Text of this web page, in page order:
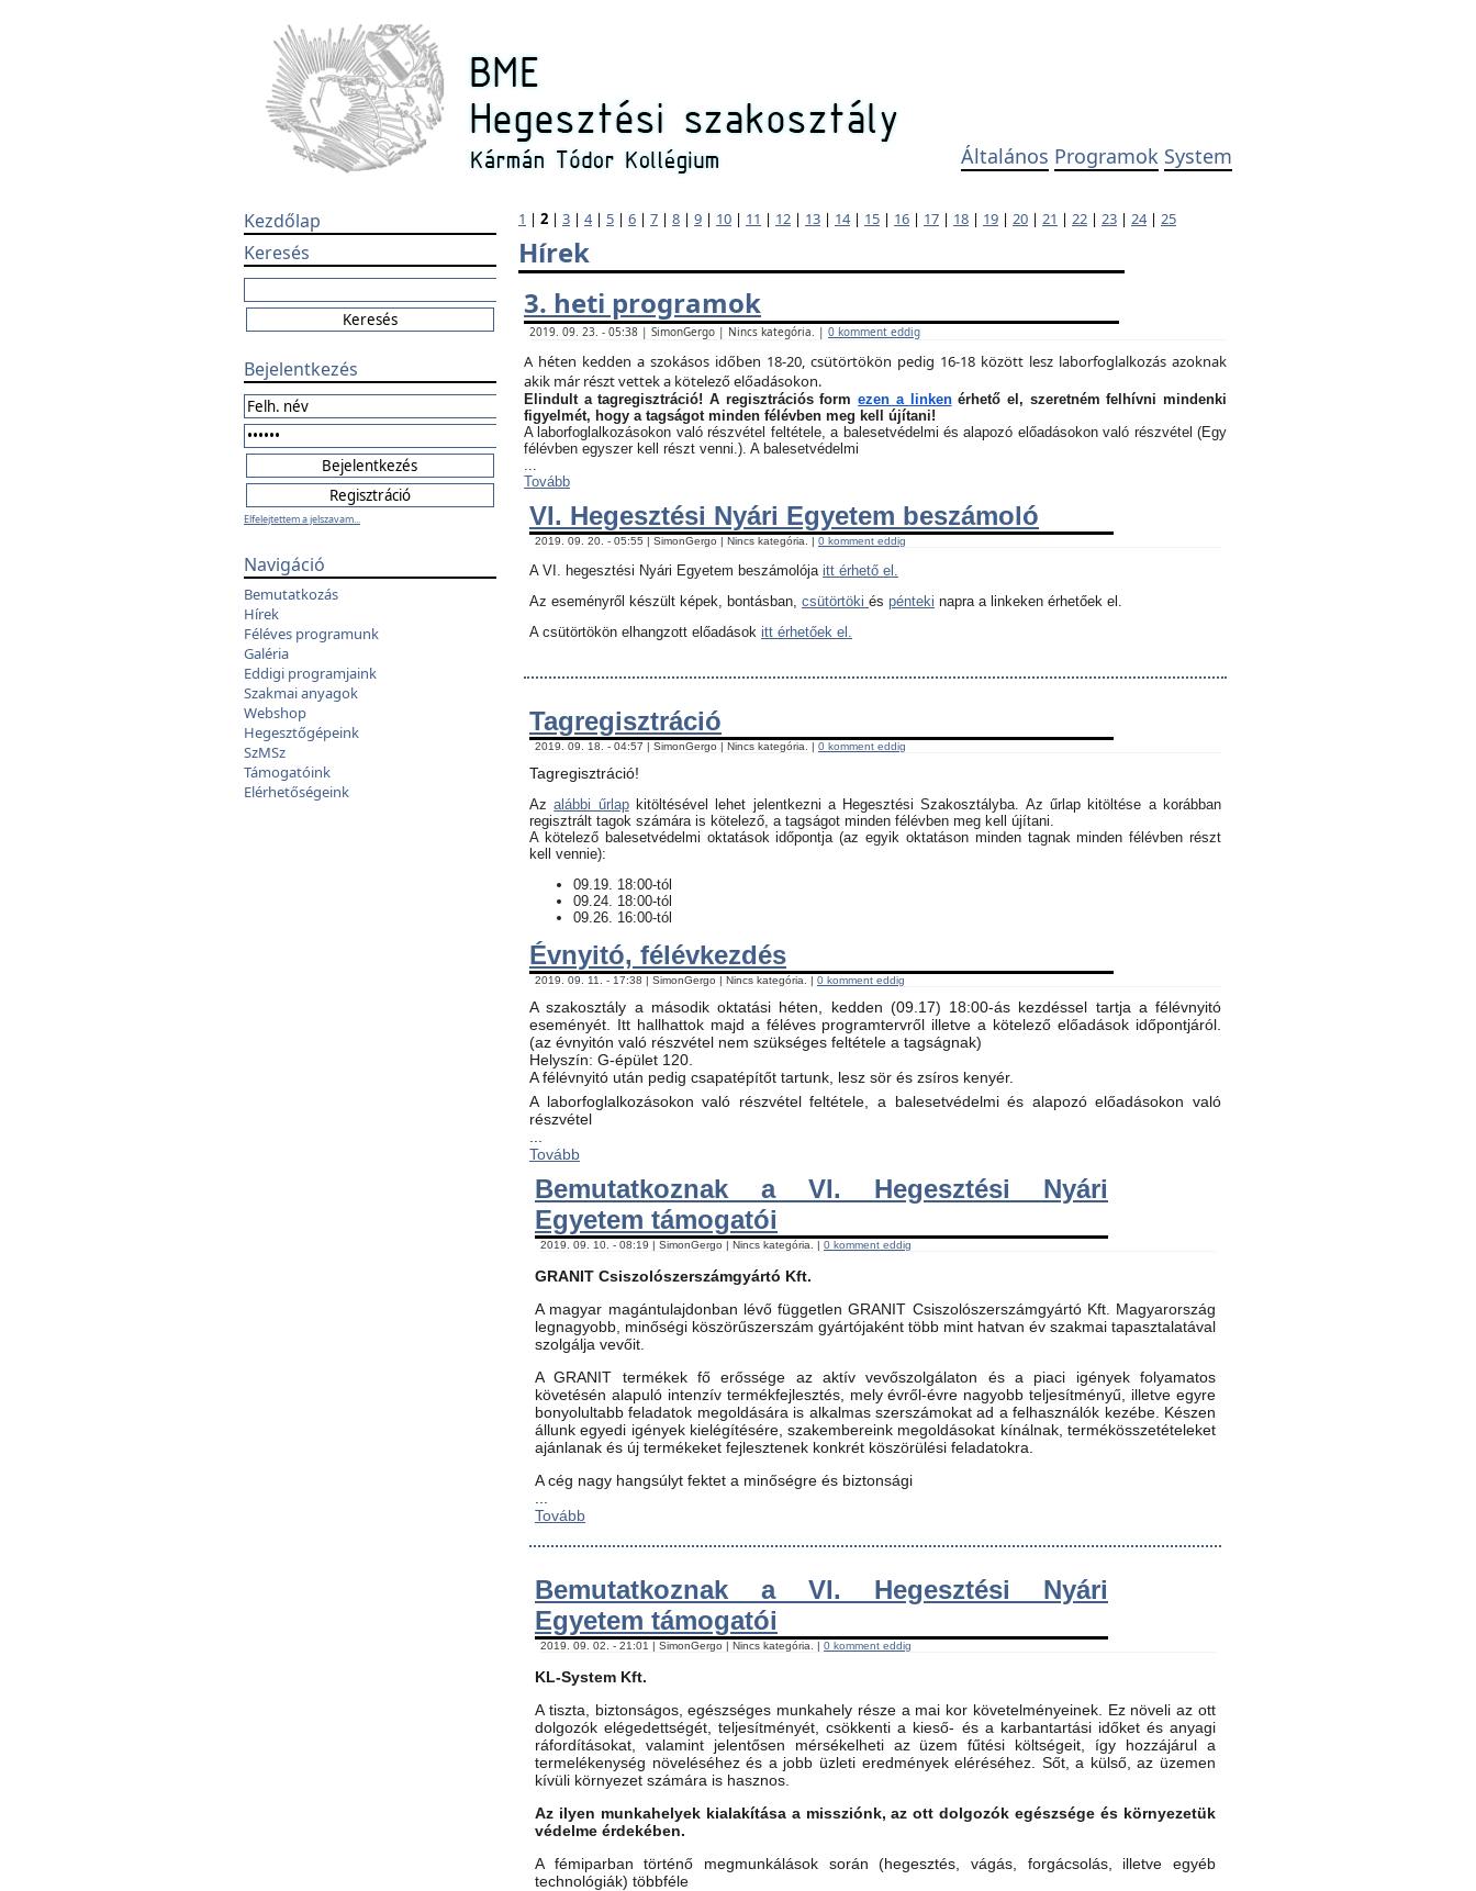
Általános Programok System
Kezdőlap
Keresés
Bejelentkezés
Elfelejtettem a jelszavam...
Navigáció
Bemutatkozás
Hírek
Féléves programunk
Galéria
Eddigi programjaink
Szakmai anyagok
Webshop
Hegesztőgépeink
SzMSz
Támogatóink
Elérhetőségeink
1 | 2 | 3 | 4| 5 | 6 | 7 | 8 | 9 | 10 | 11 | 12 | 13 | 14| 15 | 16 | 17 | 18 | 19 | 20 | 21 | 22 | 23 | 24| 25
Hírek
3. heti programok
2019. 09. 23. - 05:38 | SimonGergo | Nincs kategória. | 0 komment eddig
A héten kedden a szokásos időben 18-20, csütörtökön pedig 16-18 között lesz laborfoglalkozás azoknak
akik már részt vettek a kötelező előadásokon.
Elindult a tagregisztráció! A regisztrációs formezen a linkenérhető el, szeretném felhívni mindenki
figyelmét, hogy a tagságot minden félévben meg kell újítani!
A laborfoglalkozásokon való részvétel feltétele, a balesetvédelmi és alapozó előadásokon való részvétel (Egy
félévben egyszer kell részt venni.). A balesetvédelmi
...
Tovább
VI. Hegesztési Nyári Egyetem beszámoló
2019. 09. 20. - 05:55 | SimonGergo | Nincs kategória. | 0 komment eddig
A VI. hegesztési Nyári Egyetem beszámolója itt érhető el.
Az eseményről készült képek, bontásban, csütörtöki és pénteki napra a linkeken érhetőek el.
A csütörtökön elhangzott előadások itt érhetőek el.
Tagregisztráció
2019. 09. 18. - 04:57 | SimonGergo | Nincs kategória. | 0 komment eddig
Tagregisztráció!
Azalábbi űrlapkitöltésével lehet jelentkezni a Hegesztési Szakosztályba. Az űrlap kitöltése a korábban
regisztrált tagok számára is kötelező, a tagságot minden félévben meg kell újítani.
​A kötelező balesetvédelmi oktatások időpontja (az egyik oktatáson minden tagnak minden félévben részt
kell vennie):
09.19. 18:00-tól
09.24. 18:00-tól
09.26. 16:00-tól
Évnyitó, félévkezdés
2019. 09. 11. - 17:38 | SimonGergo | Nincs kategória. | 0 komment eddig
A szakosztály a második oktatási héten, kedden (09.17) 18:00-ás kezdéssel tartja a félévnyitó
eseményét. Itt hallhattok majd a féléves programtervről illetve a kötelező előadások időpontjáról.
(az évnyitón való részvétel nem szükséges feltétele a tagságnak)
Helyszín: G-épület 120.
A félévnyitó után pedig csapatépítőt tartunk, lesz sör és zsíros kenyér.
A laborfoglalkozásokon való részvétel feltétele, a balesetvédelmi és alapozó előadásokon való
részvétel
Tovább
Bemutatkoznak a VI. Hegesztési Nyári
Egyetem támogatói
2019. 09. 10. - 08:19 | SimonGergo | Nincs kategória. | 0 komment eddig
GRANIT Csiszolószerszámgyártó Kft.
A magyar magántulajdonban lévő független GRANIT Csiszolószerszámgyártó Kft. Magyarország
legnagyobb, minőségi köszörűszerszám gyártójaként több mint hatvan év szakmai tapasztalatával
szolgálja vevőit.
A GRANIT termékek fő erőssége az aktív vevőszolgálaton és a piaci igények folyamatos
követésén alapuló intenzív termékfejlesztés, mely évről-évre nagyobb teljesítményű, illetve egyre
bonyolultabb feladatok megoldására is alkalmas szerszámokat ad a felhasználók kezébe. Készen
állunk egyedi igények kielégítésére, szakembereink megoldásokat kínálnak, termékösszetételeket
ajánlanak és új termékeket fejlesztenek konkrét köszörülési feladatokra.
A cég nagy hangsúlyt fektet a minőségre és biztonsági
Tovább
Bemutatkoznak a VI. Hegesztési Nyári
Egyetem támogatói
2019. 09. 02. - 21:01 | SimonGergo | Nincs kategória. | 0 komment eddig
KL-System Kft.
A tiszta, biztonságos, egészséges munkahely része a mai kor követelményeinek. Ez növeli az ott
dolgozók elégedettségét, teljesítményét, csökkenti a kieső- és a karbantartási időket és anyagi
ráfordításokat, valamint jelentősen mérsékelheti az üzem fűtési költségeit, így hozzájárul a
termelékenység növeléséhez és a jobb üzleti eredmények eléréséhez. Sőt, a külső, az üzemen
kívüli környezet számára is hasznos.
Az ilyen munkahelyek kialakítása a missziónk, az ott dolgozók egészsége és környezetük
védelme érdekében.
A fémiparban történő megmunkálások során (hegesztés, vágás, forgácsolás, illetve egyéb
technológiák) többféle